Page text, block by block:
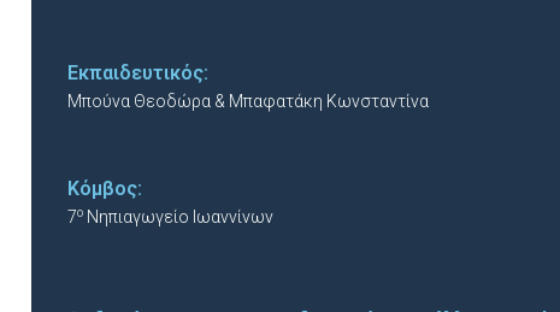
Εκπαιδευτικός:
Μπούνα Θεοδώρα & Μπαφατάκη Κωνσταντίνα
Κόμβος:
7οΝηπιαγωγείο Ιωαννίνων